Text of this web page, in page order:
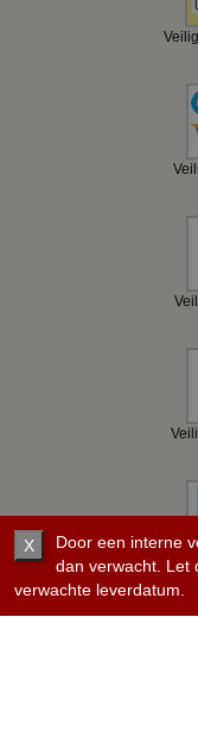
X
Door een interne
dan verwacht. Let
verwachte leverdatum.